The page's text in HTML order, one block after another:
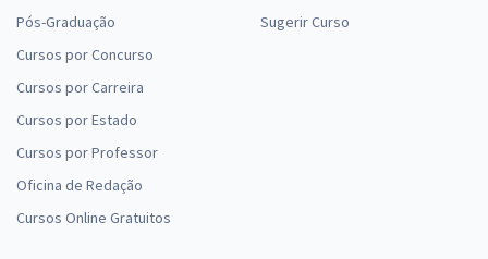
Pós-Graduação
Cursos por Concurso
Cursos por Carreira
Cursos por Estado
Cursos por Professor
Oficina de Redação
Cursos Online Gratuitos
Sugerir Curso